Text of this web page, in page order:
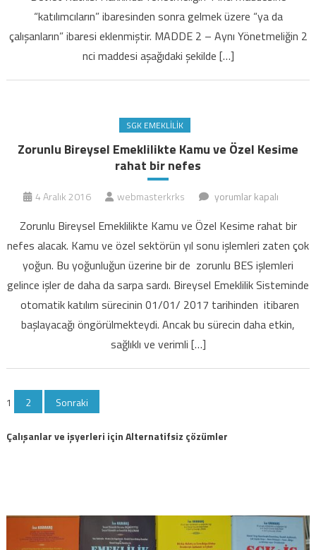
“katılımcıların” ibaresinden sonra gelmek üzere “ya da
çalışanların” ibaresi eklenmiştir. MADDE 2 – Aynı Yönetmeliğin 2
nci maddesi aşağıdaki şekilde […]
SGK EMEKLILIK
Zorunlu Bireysel Emeklilikte Kamu ve Özel Kesime
rahat bir nefes
4 Aralık 2016 webmasterkrks
Zorunlu
Emeklilikte
Kamu
ve
Özel
Kesime
rahat
için
yorumlar kapalı
Zorunlu Bireysel Emeklilikte Kamu ve Özel Kesime rahat bir
nefes alacak. Kamu ve özel sektörün yıl sonu işlemleri zaten çok
yoğun. Bu yoğunluğun üzerine bir de zorunlu BES işlemleri
gelince işler de daha da sarpa sardı. Bireysel Emeklilik Sisteminde
otomatik katılım sürecinin 01/01/ 2017 tarihinden itibaren
başlayacağı öngörülmekteydi. Ancak bu sürecin daha etkin,
sağlıklı ve verimli […]
Yazı
sayfalaması
1 2 Sonraki
Çalışanlar ve işyerleri için Alternatifsiz çözümler